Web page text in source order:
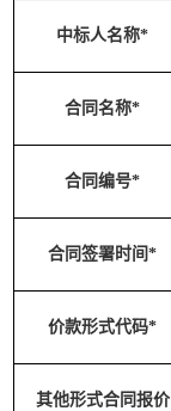
中标人名称*
合同名称*
合同编号*
合同签署时间*
价款形式代码*
其他形式合同报价